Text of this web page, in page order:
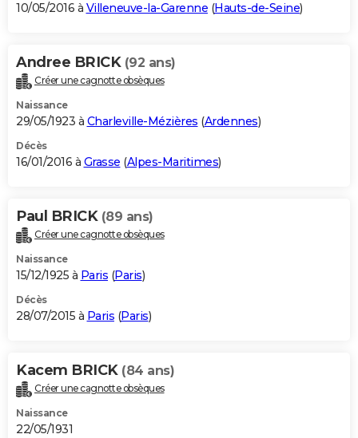
10/05/2016 à Villeneuve-la-Garenne (Hauts-de-Seine)
Andree BRICK (92 ans)
Créer une cagnotte obsèques
Naissance
29/05/1923 à Charleville-Mézières (Ardennes)
Décès
16/01/2016 à Grasse (Alpes-Maritimes)
Paul BRICK (89 ans)
Créer une cagnotte obsèques
Naissance
15/12/1925 à Paris (Paris)
Décès
28/07/2015 à Paris (Paris)
Kacem BRICK (84 ans)
Créer une cagnotte obsèques
Naissance
22/05/1931